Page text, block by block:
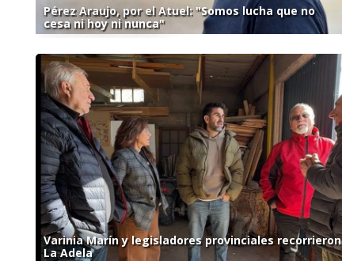
Pérez Araujo, por el Atuel: "Somos lucha que no
cesa ni hoy ni nunca"
Varinia Marín y legisladores provinciales recorrieron
La Adela